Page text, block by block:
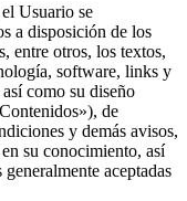
Usuario se
a disposición de los
entre otros, los textos,
software, links y
como su diseño
de
y demás avisos,
su conocimiento, así
aceptadas